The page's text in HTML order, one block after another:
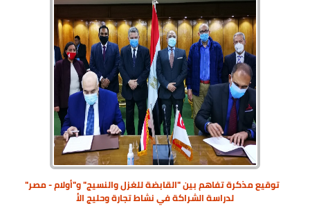
توقيع مذكرة تفاهم بين "القابضة للغزل والنسيج" و"أولام - مصر"
لدراسة الشراكة في نشاط تجارة وحليج الأ